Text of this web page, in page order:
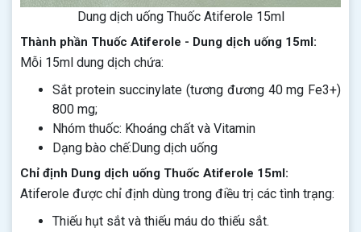
Dung dịch uống Thuốc Atiferole 15ml
Thành phần Thuốc Atiferole - Dung dịch uống 15ml:
Mỗi 15ml dung dịch chứa:
Sắt protein succinylate (tương đương 40 mg Fe3+)
800 mg;
Nhóm thuốc: Khoáng chất và Vitamin
Dạng bào chế:Dung dịch uống
Chỉ định Dung dịch uống Thuốc Atiferole 15ml:
Atiferole được chỉ định dùng trong điều trị các tình trạng:
Thiếu hụt sắt và thiếu máu do thiếu sắt.